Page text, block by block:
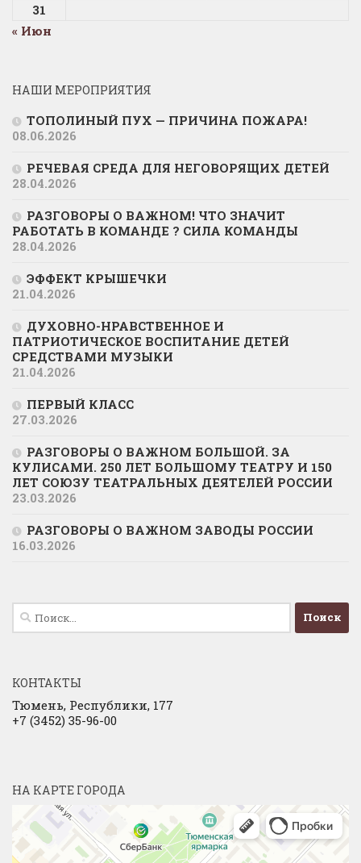
31
« Июн
НАШИ МЕРОПРИЯТИЯ
ТОПОЛИНЫЙ ПУХ — ПРИЧИНА ПОЖАРА!
08.06.2026
РЕЧЕВАЯ СРЕДА ДЛЯ НЕГОВОРЯЩИХ ДЕТЕЙ
28.04.2026
РАЗГОВОРЫ О ВАЖНОМ! ЧТО ЗНАЧИТ
РАБОТАТЬ В КОМАНДЕ ? СИЛА КОМАНДЫ
28.04.2026
ЭФФЕКТ КРЫШЕЧКИ
21.04.2026
ДУХОВНО-НРАВСТВЕННОЕ И
ПАТРИОТИЧЕСКОЕ ВОСПИТАНИЕ ДЕТЕЙ
СРЕДСТВАМИ МУЗЫКИ
21.04.2026
ПЕРВЫЙ КЛАСС
27.03.2026
РАЗГОВОРЫ О ВАЖНОМ БОЛЬШОЙ. ЗА
КУЛИСАМИ. 250 ЛЕТ БОЛЬШОМУ ТЕАТРУ И 150
ЛЕТ СОЮЗУ ТЕАТРАЛЬНЫХ ДЕЯТЕЛЕЙ РОССИИ
23.03.2026
РАЗГОВОРЫ О ВАЖНОМ ЗАВОДЫ РОССИИ
16.03.2026
Найти:
КОНТАКТЫ
Тюмень, Республики, 177
+7 (3452) 35-96-00
НА КАРТЕ ГОРОДА